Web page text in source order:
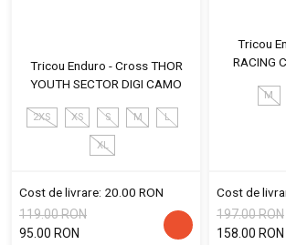
Tricou Enduro - Cross THOR
YOUTH SECTOR DIGI CAMO
2XS XS S M L
XL
Cost de livrare: 20.00 RON
119.00 RON
95.00 RON
Tricou
RACING
M
Cost de
197.00 RON
158.00 RON